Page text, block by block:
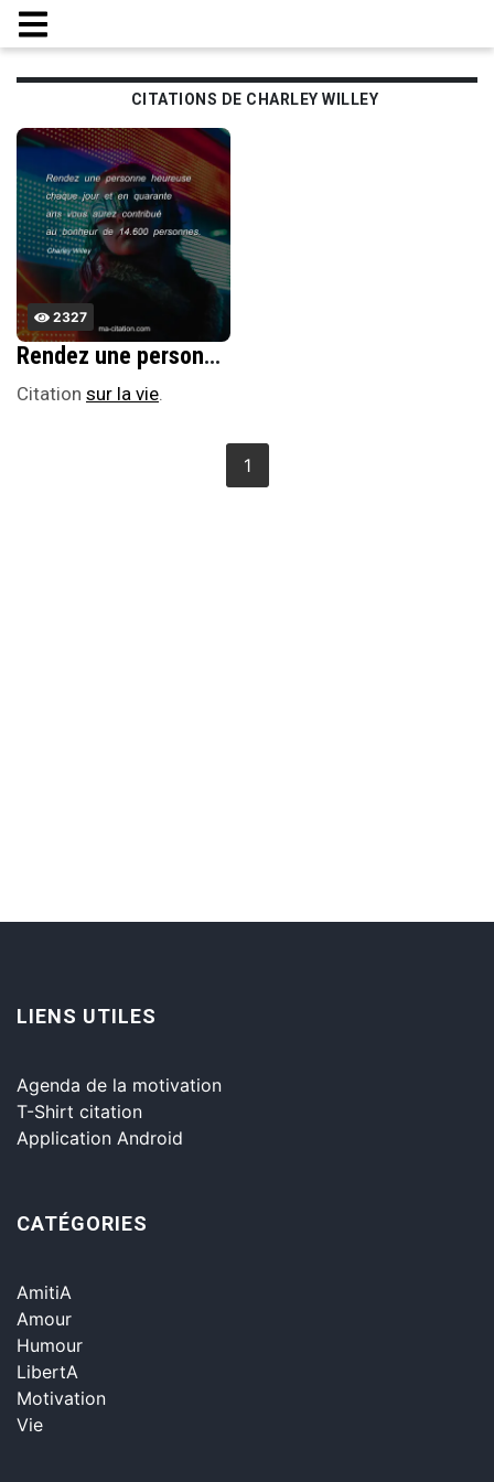
CITATIONS DE CHARLEY WILLEY
2327
Rendez une personne heureuse chaque jour et en quarante ans vous aurez contribuÃ© au bonheur de 14.600 personnes.
Citation sur la vie.
1
LIENS UTILES
Agenda de la motivation
T-Shirt citation
Application Android
CATÉGORIES
AmitiA
Amour
Humour
LibertA
Motivation
Vie